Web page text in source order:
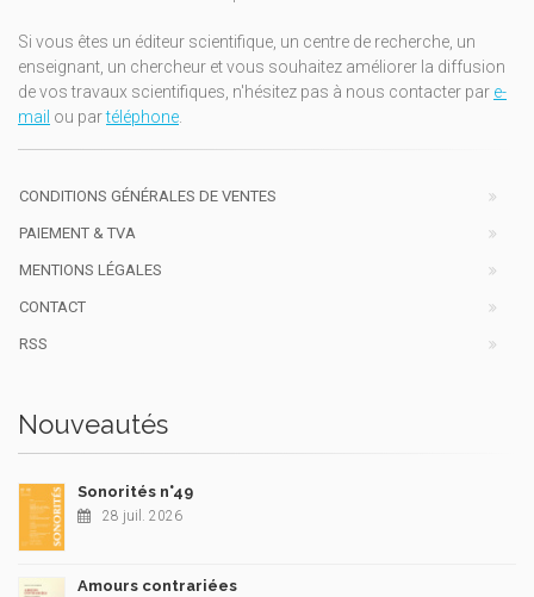
Si vous êtes un éditeur scientifique, un centre de recherche, un
enseignant, un chercheur et vous souhaitez améliorer la diffusion
de vos travaux scientifiques, n'hésitez pas à nous contacter par e-
mail ou partéléphone.
CONDITIONS GÉNÉRALES DE VENTES
PAIEMENT & TVA
MENTIONS LÉGALES
CONTACT
RSS
Nouveautés
Sonorités n°49
28 juil. 2026
Amours contrariées